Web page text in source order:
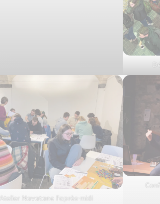
Atelier Navatane l’après-midi